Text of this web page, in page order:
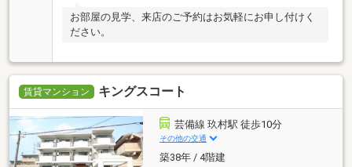
お部屋の見学、来店のご予約はお気軽にお申し付けく
ださい。
賃貸マンション キングスコート
芸備線 玖村駅 徒歩10分
その他の交通
築38年 / 4階建